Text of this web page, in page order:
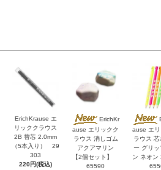
ErichKrause エ
リッククラウス
2B 替芯 2.0mm
（5本入り） 29
303
220円(税込)
ErichKr
ause エリックク
ラウス 消しゴム
アクアマリン
【2個セット】
65590
ause エリ
ラウス 芯
ー グリッ
ン ネオン